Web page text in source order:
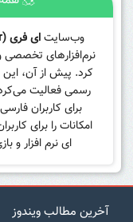
وب‌سایتای فری (Afree.ir)
نرم‌افزارهای تخصصی
کرد. پیش از آن، این
رسمی فعالیت می‌کرد
برای کاربران
امکانات را برای
ای نرم افزار و
آخرین مطالب ویندوز